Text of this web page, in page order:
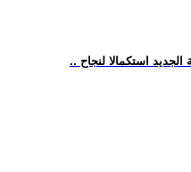
استكمالا لنجاح